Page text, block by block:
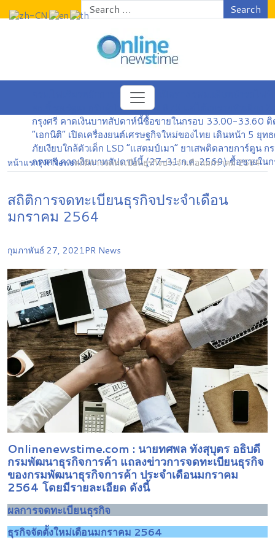
Search
ครม.ไฟเขียวหลักการ ร่าง พ.ร.ฎ. เปิดทาง รฟม.เดินหน้ารถไ
สธ.ชี้ รพ.รัฐแบกรับผู้ป่วยบัตรทอง 87% แต่ได้งบรายหัวเพีย
กรุงศรี คาดเงินบาทสัปดาห์นี้ซื้อขายในกรอบ 33.00-33.60
“เอกนิติ” เปิดเครื่องยนต์เศรษฐกิจใหม่ของไทย เดินหน้า 5 ยุ
ภัยเงียบใกล้ตัวเด็ก LSD “แสตมป์เมา” ยาเสพติดลายการ์ตูน
กรุงศรี คาดเงินบาทสัปดาห์นี้ (27–31 ก.ค. 2569) ซื้อขายใน
หน้าแรกPR Newsสถิติการจดทะเบียนธุรกิจประจำเดือนมกราคม 2564
สถิติการจดทะเบียนธุรกิจประจำเดือน
มกราคม 2564
กุมภาพันธ์ 27, 2021PR News
Onlinenewstime.com : นายทศพล ทังสุบุตร อธิบดี
กรมพัฒนาธุรกิจการค้า แถลงข่าวการจดทะเบียนธุรกิจ
ของกรมพัฒนาธุรกิจการค้า ประจำเดือนมกราคม
2564 โดยมีรายละเอียด ดังนี้
ผลการจดทะเบียนธุรกิจ
ธุรกิจจัดตั้งใหม่เดือนมกราคม 2564